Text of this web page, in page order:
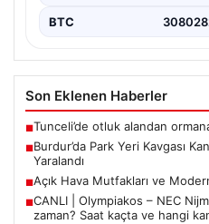
BTC
Son Eklenen Haberler
■Tunceli’de otluk alandan
■Burdur’da Park Yeri Kavgası
Yaralandı
■Açık Hava Mutfakları ve
■CANLI | Olympiakos – NEC
zaman? Saat kaçta ve hangi